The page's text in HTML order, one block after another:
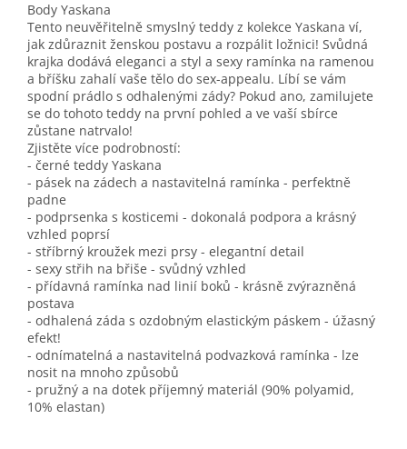
Body Yaskana
Tento neuvěřitelně smyslný teddy z kolekce Yaskana ví,
jak zdůraznit ženskou postavu a rozpálit ložnici! Svůdná
krajka dodává eleganci a styl a sexy ramínka na ramenou
a bříšku zahalí vaše tělo do sex-appealu. Líbí se vám
spodní prádlo s odhalenými zády? Pokud ano, zamilujete
se do tohoto teddy na první pohled a ve vaší sbírce
zůstane natrvalo!
Zjistěte více podrobností:
- černé teddy Yaskana
- pásek na zádech a nastavitelná ramínka - perfektně
padne
- podprsenka s kosticemi - dokonalá podpora a krásný
vzhled poprsí
- stříbrný kroužek mezi prsy - elegantní detail
- sexy střih na břiše - svůdný vzhled
- přídavná ramínka nad linií boků - krásně zvýrazněná
postava
- odhalená záda s ozdobným elastickým páskem - úžasný
efekt!
- odnímatelná a nastavitelná podvazková ramínka - lze
nosit na mnoho způsobů
- pružný a na dotek příjemný materiál (90% polyamid,
10% elastan)